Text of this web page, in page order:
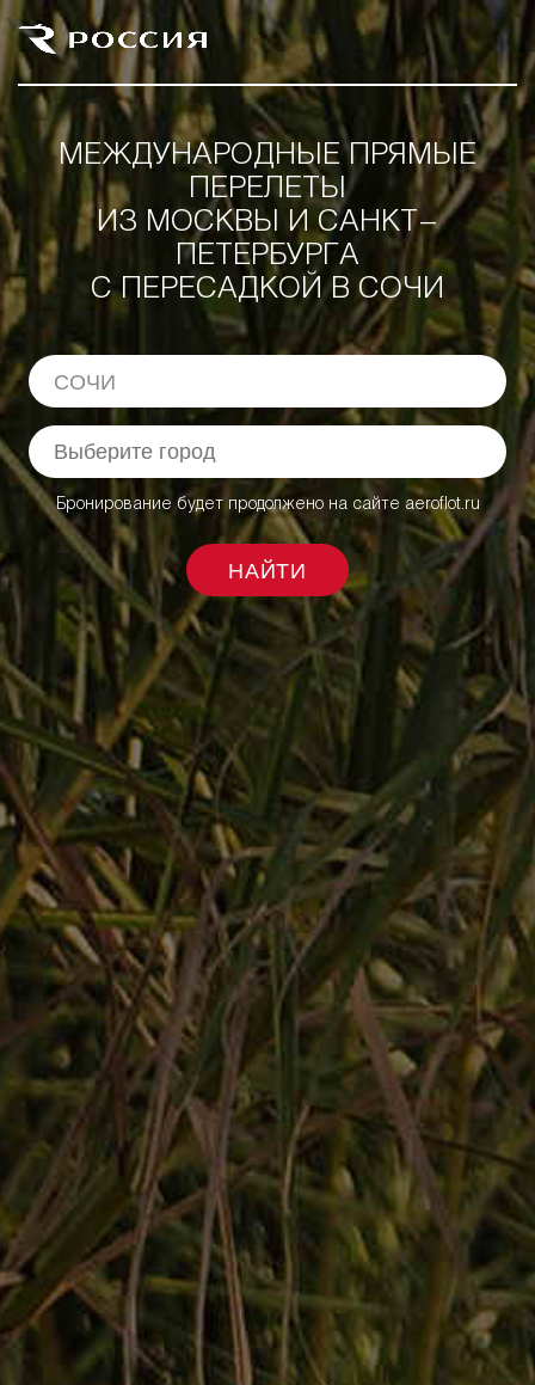
МЕЖДУНАРОДНЫЕ ПРЯМЫЕ
ПЕРЕЛЕТЫ
ИЗ МОСКВЫ И САНКТ-
ПЕТЕРБУРГА
С ПЕРЕСАДКОЙ В СОЧИ
СОЧИ
НАЙТИ
Бронирование будет продолжено на сайте aeroflot.ru